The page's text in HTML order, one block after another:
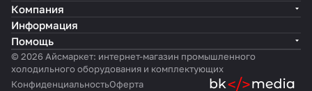
Компания
Информация
Помощь
© 2026 Айсмаркет: интернет-магазин промышленного
холодильного оборудования и комплектующих
КонфиденциальностьОферта